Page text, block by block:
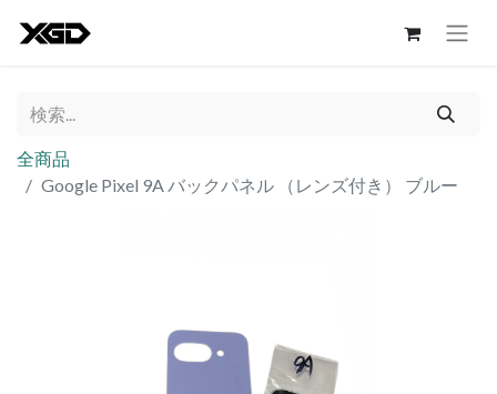
全商品
Google Pixel 9A バックパネル （レンズ付き） ブルー